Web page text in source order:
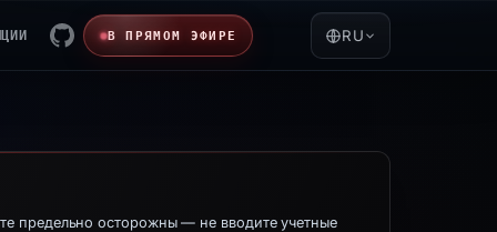
В ПРЯМОМ ЭФИРЕ RU
предельно осторожны — не вводите учетные